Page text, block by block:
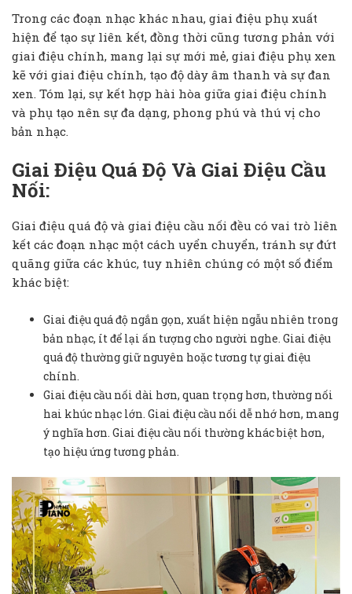
Trong các đoạn nhạc khác nhau, giai điệu phụ xuất
hiện để tạo sự liên kết, đồng thời cũng tương phản với
giai điệu chính, mang lại sự mới mẻ, giai điệu phụ xen
kẽ với giai điệu chính, tạo độ dày âm thanh và sự đan
xen. Tóm lại, sự kết hợp hài hòa giữa giai điệu chính
và phụ tạo nên sự đa dạng, phong phú và thú vị cho
bản nhạc.
Giai Điệu Quá Độ Và Giai Điệu Cầu
Nối:
Giai điệu quá độ và giai điệu cầu nối đều có vai trò liên
kết các đoạn nhạc một cách uyển chuyển, tránh sự đứt
quãng giữa các khúc, tuy nhiên chúng có một số điểm
khác biệt:
Giai điệu quá độ ngắn gọn, xuất hiện ngẫu nhiên trong
bản nhạc, ít để lại ấn tượng cho người nghe. Giai điệu
quá độ thường giữ nguyên hoặc tương tự giai điệu
chính.
Giai điệu cầu nối dài hơn, quan trọng hơn, thường nối
hai khúc nhạc lớn. Giai điệu cầu nối dễ nhớ hơn, mang
ý nghĩa hơn. Giai điệu cầu nối thường khác biệt hơn,
tạo hiệu ứng tương phản.